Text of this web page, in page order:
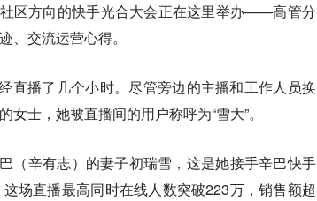
区方向的快手光合大会正在这里举办——高管分
、交流运营心得。
直播了几个小时。尽管旁边的主播和工作人员换
士，她被直播间的用户称呼为“雪大”。
（辛有志）的妻子初瑞雪，这是她接手辛巴快手
场直播最高同时在线人数突破223万，销售额超